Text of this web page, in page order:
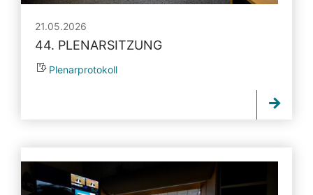
21.05.2026
44. PLENARSITZUNG
Plenarprotokoll